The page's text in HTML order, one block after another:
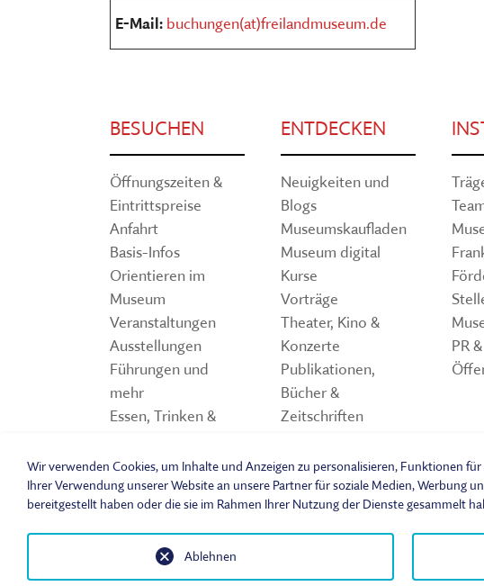
E-Mail: buchungen(at)freilandmuseum.de
BESUCHEN
Öffnungszeiten &
Eintrittspreise
Anfahrt
Basis-Infos
Orientieren im
Museum
Veranstaltungen
Ausstellungen
Führungen und
mehr
Essen, Trinken &
ENTDECKEN
Neuigkeiten und
Blogs
Museumskaufladen
Museum digital
Kurse
Vorträge
Theater, Kino &
Konzerte
Publikationen,
Bücher &
Zeitschriften
Spiele und Quiz zum
Freilandmuseum
PR &
Wir verwenden Cookies, um Inhalte und Anzeigen zu personalisieren, Funktionen
Ihrer Verwendung unserer Website an unsere Partner für soziale Medien, Werbung
bereitgestellt haben oder die sie im Rahmen Ihrer Nutzung der Dienste gesammelt
Ablehnen